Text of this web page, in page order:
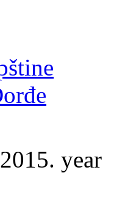
2015. year